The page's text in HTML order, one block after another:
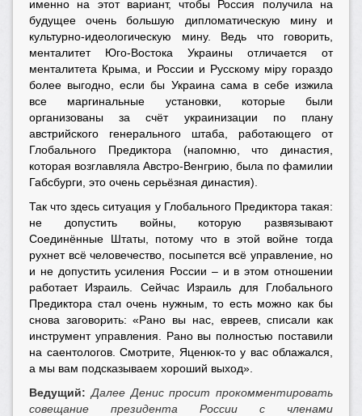
именно на этот вариант, чтобы Россия получила на
будущее очень большую дипломатическую мину и
культурно-идеологическую мину. Ведь что говорить,
менталитет Юго-Востока Украины отличается от
менталитета Крыма, и России и Русскому мiру гораздо
более выгодно, если бы Украина сама в себе изжила
все маргинальные установки, которые были
организованы за счёт украинизации по плану
австрийского генерального штаба, работающего от
Глобального Предиктора (напомню, что династия,
которая возглавляла Австро-Венгрию, была по фамилии
Габсбурги, это очень серьёзная династия).
Так что здесь ситуация у Глобального Предиктора такая:
не допустить войны, которую развязывают
Соединённые Штаты, потому что в этой войне тогда
рухнет всё человечество, посыпется всё управление, но
и не допустить усиления России – и в этом отношении
работает Израиль. Сейчас Израиль для Глобального
Предиктора стал очень нужным, то есть можно как бы
снова заговорить: «Рано вы нас, евреев, списали как
инструмент управления. Рано вы полностью поставили
на саентологов. Смотрите, Яценюк-то у вас облажался,
а мы вам подсказываем хороший выход».
Ведущий: Далее Денис просит прокомментировать
совещание президента России с членами